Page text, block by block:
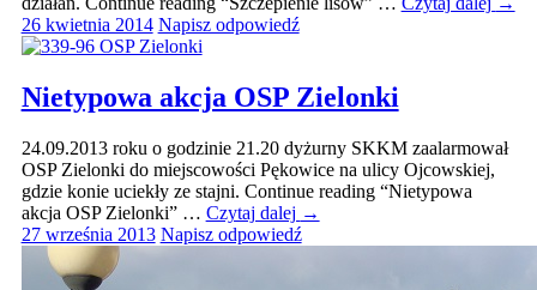
26 kwietnia 2014 Napisz odpowiedź
Nietypowa akcja OSP Zielonki
24.09.2013 roku o godzinie 21.20 dyżurny SKKM zaalarmował
OSP Zielonki do miejscowości Pękowice na ulicy Ojcowskiej,
gdzie konie uciekły ze stajni. Continue reading “Nietypowa
akcja OSP Zielonki” … Czytaj dalej →
27 września 2013 Napisz odpowiedź